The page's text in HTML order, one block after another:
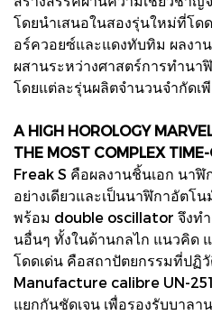
โดยนำเสนอในสองรุ่นใหม่ที่โด
อร์ควอยซ์และแดงทับทิม ผลงา
ผสานระหว่างศาสตร์การทำน
โดยแต่ละรุ่นผลิตจำนวนจำกัดเ
A HIGH HOROLOGY
THE MOST COMPLEX
Freak S คือผลงานชิ้นเอก นาฬิ
อย่างเดียวและเป็นนาฬิกาอัตโ
พร้อม double oscillator จึงทำ
นอื่นๆ ทั้งในด้านกลไก แนวคิด
โดดเด่น คือสถาปัตยกรรมที่ปฏิวั
Manufacture calibre UN-
แยกกันชัดเจน เพื่อรองรับบาล